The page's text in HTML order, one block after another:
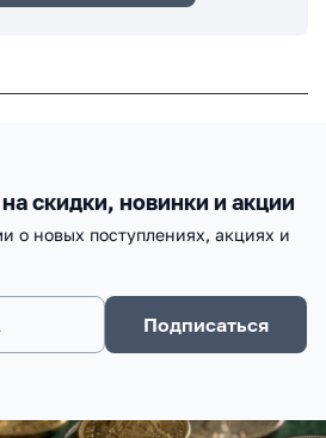
скидки, новинки и акции
о новых поступлениях, акциях и
Подписаться